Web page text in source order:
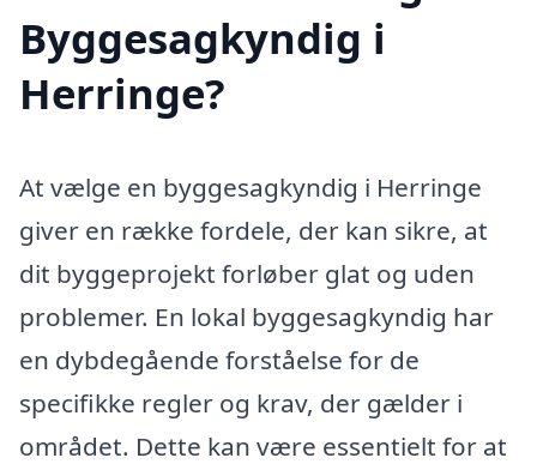
Byggesagkyndig i
Herringe?
At vælge en byggesagkyndig i Herringe
giver en række fordele, der kan sikre, at
dit byggeprojekt forløber glat og uden
problemer. En lokal byggesagkyndig har
en dybdegående forståelse for de
specifikke regler og krav, der gælder i
området. Dette kan være essentielt for at